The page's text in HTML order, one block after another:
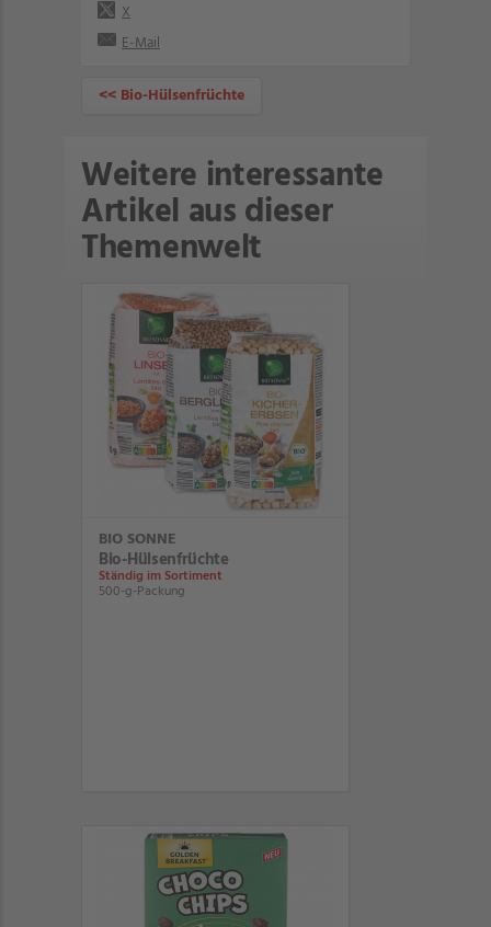
X
E-Mail
<< Bio-Hülsenfrüchte
Weitere interessante
Artikel aus dieser
Themenwelt
BIO SONNE
Bio-Hülsenfrüchte
Ständig im Sortiment
500-g-Packung